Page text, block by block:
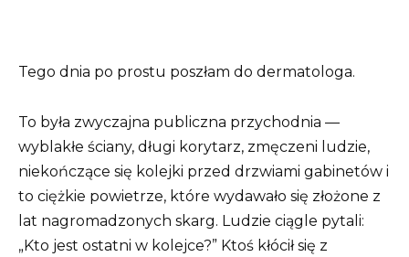
Tego dnia po prostu poszłam do dermatologa.
To była zwyczajna publiczna przychodnia —
wyblakłe ściany, długi korytarz, zmęczeni ludzie,
niekończące się kolejki przed drzwiami gabinetów i
to ciężkie powietrze, które wydawało się złożone z
lat nagromadzonych skarg. Ludzie ciągle pytali:
„Kto jest ostatni w kolejce?” Ktoś kłócił się z